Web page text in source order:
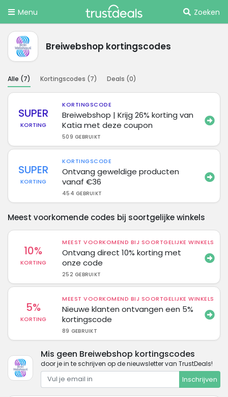
Menu Zoeken
Breiwebshop kortingscodes
Alle (7) Kortingscodes (7) Deals (0)
SUPER
KORTING
KORTINGSCODE
Breiwebshop | Krijg 26% korting van
Katia met deze coupon
509 GEBRUIKT
SUPER
KORTING
KORTINGSCODE
Ontvang geweldige producten
vanaf €36
454 GEBRUIKT
Meest voorkomende codes bij soortgelijke winkels
10%
KORTING
MEEST VOORKOMEND BIJ SOORTGELIJKE WINKELS
Ontvang direct 10% korting met
onze code
252 GEBRUIKT
5%
KORTING
MEEST VOORKOMEND BIJ SOORTGELIJKE WINKELS
Nieuwe klanten ontvangen een 5%
kortingscode
89 GEBRUIKT
Mis geen Breiwebshop kortingscodes
door je in te schrijven op de nieuwsletter van TrustDeals!
Inschrijven